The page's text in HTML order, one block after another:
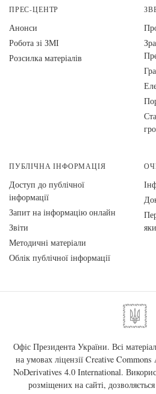
ПРЕС-ЦЕНТР
Анонси
Робота зі ЗМІ
Розсилка матеріалів
ПУБЛІЧНА ІНФОРМАЦІЯ
Доступ до публічної
інформації
Запит на інформацію онлайн
Звіти
Методичні матеріали
Облік публічної інформації
Офіс Президента України. Всі
на умовах ліцензії Creative
NoDerivatives 4.0 International.
розміщених на сайті,